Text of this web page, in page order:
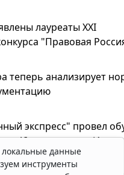
лауреаты XXI
"Правовая
теперь анализирует
экспресс" провел
с AI-ассистентом Искра
данные
инструменты